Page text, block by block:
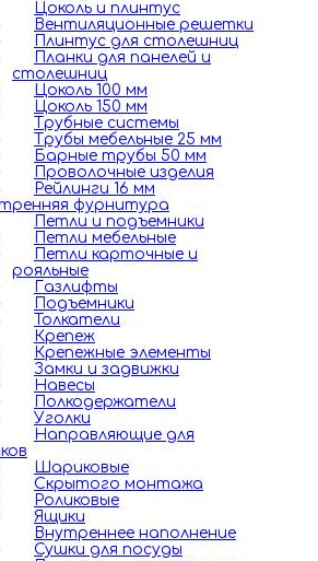
Цоколь и плинтус
Вентиляционные решетки
Плинтус для столешниц
Планки для панелей и
столешниц
Цоколь 100 мм
Цоколь 150 мм
Трубные системы
Трубы мебельные 25 мм
Барные трубы 50 мм
Проволочные изделия
Рейлинги 16 мм
фурнитура
Петли и подъемники
Петли мебельные
Петли карточные и
рояльные
Газлифты
Подъемники
Толкатели
Крепеж
Крепежные элементы
Замки и задвижки
Навесы
Полкодержатели
Уголки
Направляющие для
Шариковые
Скрытого монтажа
Роликовые
Ящики
Внутреннее наполнение
Сушки для посуды